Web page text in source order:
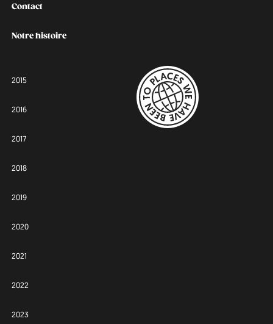
Contact
Notre histoire
2015
2016
2017
2018
2019
2020
2021
2022
2023